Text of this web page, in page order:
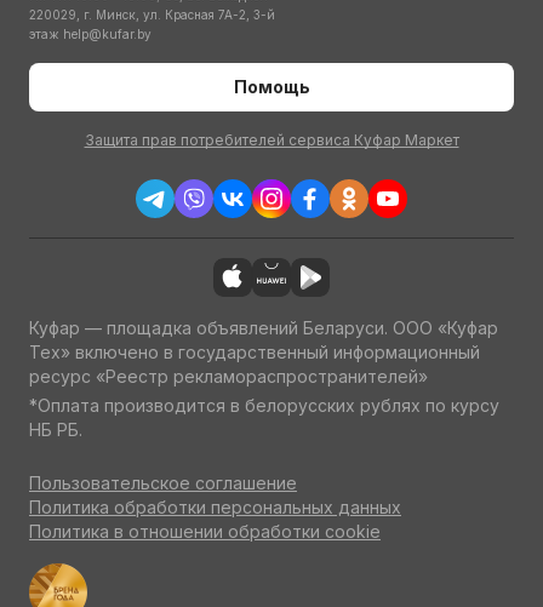
220029, г. Минск, ул. Красная 7А-2, 3-й
этаж help@kufar.by
Помощь
Защита прав потребителей сервиса Куфар Маркет
Куфар — площадка объявлений Беларуси. ООО «Куфар
Тех» включено в государственный информационный
ресурс «Реестр рекламораспространителей»
*Оплата производится в белорусских рублях по курсу
НБ РБ.
Пользовательское соглашение
Политика обработки персональных данных
Политика в отношении обработки cookie